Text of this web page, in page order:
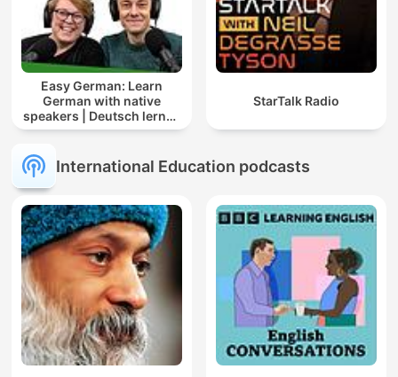
Easy German: Learn
German with native
speakers | Deutsch lernen
mit Muttersprachlern
StarTalk Radio
International Education podcasts